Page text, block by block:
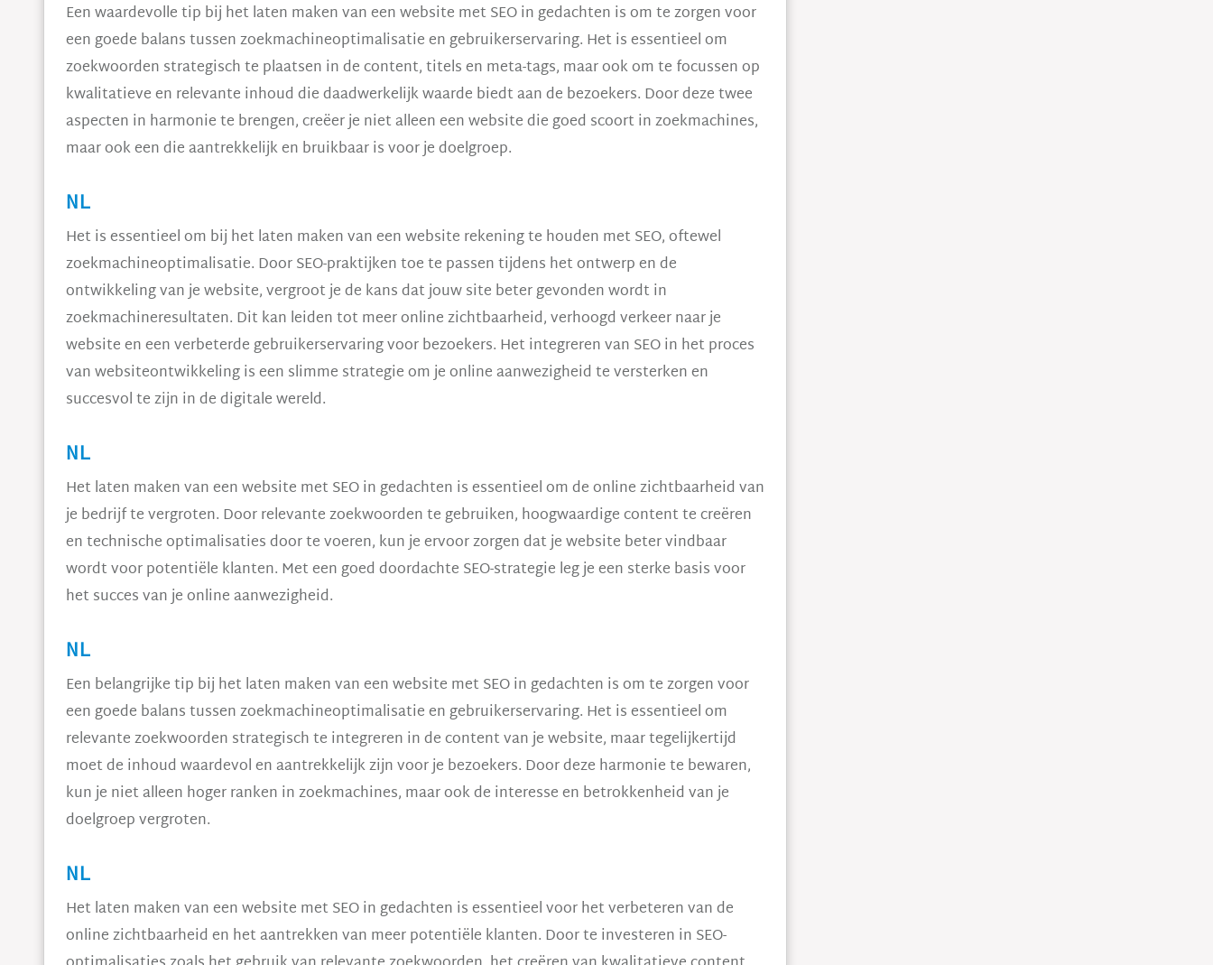
Een waardevolle tip bij het laten maken van een website met SEO in gedachten is om te zorgen voor
een goede balans tussen zoekmachineoptimalisatie en gebruikerservaring. Het is essentieel om
zoekwoorden strategisch te plaatsen in de content, titels en meta-tags, maar ook om te focussen op
kwalitatieve en relevante inhoud die daadwerkelijk waarde biedt aan de bezoekers. Door deze twee
aspecten in harmonie te brengen, creëer je niet alleen een website die goed scoort in zoekmachines,
maar ook een die aantrekkelijk en bruikbaar is voor je doelgroep.
NL
Het is essentieel om bij het laten maken van een website rekening te houden met SEO, oftewel
zoekmachineoptimalisatie. Door SEO-praktijken toe te passen tijdens het ontwerp en de
ontwikkeling van je website, vergroot je de kans dat jouw site beter gevonden wordt in
zoekmachineresultaten. Dit kan leiden tot meer online zichtbaarheid, verhoogd verkeer naar je
website en een verbeterde gebruikerservaring voor bezoekers. Het integreren van SEO in het proces
van websiteontwikkeling is een slimme strategie om je online aanwezigheid te versterken en
succesvol te zijn in de digitale wereld.
NL
Het laten maken van een website met SEO in gedachten is essentieel om de online zichtbaarheid van
je bedrijf te vergroten. Door relevante zoekwoorden te gebruiken, hoogwaardige content te creëren
en technische optimalisaties door te voeren, kun je ervoor zorgen dat je website beter vindbaar
wordt voor potentiële klanten. Met een goed doordachte SEO-strategie leg je een sterke basis voor
het succes van je online aanwezigheid.
NL
Een belangrijke tip bij het laten maken van een website met SEO in gedachten is om te zorgen voor
een goede balans tussen zoekmachineoptimalisatie en gebruikerservaring. Het is essentieel om
relevante zoekwoorden strategisch te integreren in de content van je website, maar tegelijkertijd
moet de inhoud waardevol en aantrekkelijk zijn voor je bezoekers. Door deze harmonie te bewaren,
kun je niet alleen hoger ranken in zoekmachines, maar ook de interesse en betrokkenheid van je
doelgroep vergroten.
NL
Het laten maken van een website met SEO in gedachten is essentieel voor het verbeteren van de
online zichtbaarheid en het aantrekken van meer potentiële klanten. Door te investeren in SEO-